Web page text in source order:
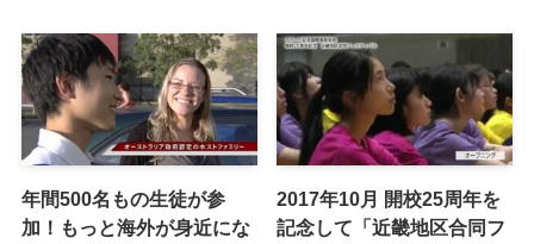
年間500名もの生徒が参
加！もっと海外が身近にな
2017年10月 開校25周年を
記念して「近畿地区合同フ